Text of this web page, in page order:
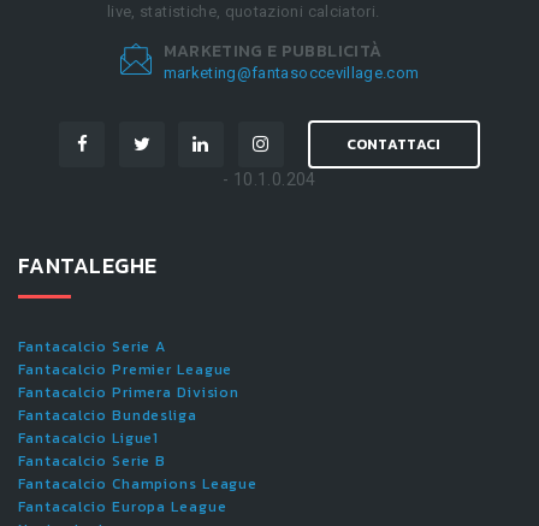
live, statistiche, quotazioni calciatori.
MARKETING E PUBBLICITÀ
marketing@fantasoccevillage.com
CONTATTACI
- 10.1.0.204
FANTALEGHE
Fantacalcio Serie A
Fantacalcio Premier League
Fantacalcio Primera Division
Fantacalcio Bundesliga
Fantacalcio Ligue1
Fantacalcio Serie B
Fantacalcio Champions League
Fantacalcio Europa League